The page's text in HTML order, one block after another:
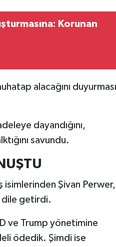
Korunan
alacağını
dayandığını,
savundu.
isimlerinden Şivan Perwer,
dile getirdi.
ve Trump yönetimine
ödedik. Şimdi ise